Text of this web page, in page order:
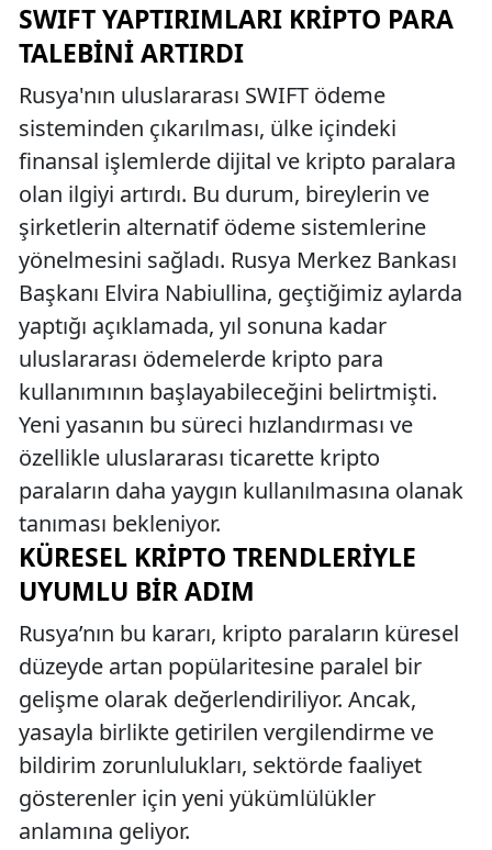
SWIFT YAPTIRIMLARI KRIPTO PARA
TALEBINI ARTIRDI
Rusya'nın uluslararası SWIFT ödeme
sisteminden çıkarılması, ülke içindeki
finansal işlemlerde dijital ve kripto paralara
olan ilgiyi artırdı. Bu durum, bireylerin ve
şirketlerin alternatif ödeme sistemlerine
yönelmesini sağladı. Rusya Merkez Bankası
Başkanı Elvira Nabiullina, geçtiğimiz aylarda
yaptığı açıklamada, yıl sonuna kadar
uluslararası ödemelerde kripto para
kullanımının başlayabileceğini belirtmişti.
Yeni yasanın bu süreci hızlandırması ve
özellikle uluslararası ticarette kripto
paraların daha yaygın kullanılmasına olanak
tanıması bekleniyor.
KÜRESEL KRIPTO TRENDLERIYLE
UYUMLU BIR ADIM
Rusya’nın bu kararı, kripto paraların küresel
düzeyde artan popülaritesine paralel bir
gelişme olarak değerlendiriliyor. Ancak,
yasayla birlikte getirilen vergilendirme ve
bildirim zorunlulukları, sektörde faaliyet
gösterenler için yeni yükümlülükler
anlamına geliyor.